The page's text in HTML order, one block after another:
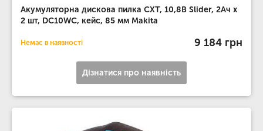
Акумуляторна дискова пилка CXT, 10,8В Slider, 2Ач х
2 шт, DC10WC, кейс, 85 мм Makita
Немає в наявності 9 184 грн
Дізнатися про наявність